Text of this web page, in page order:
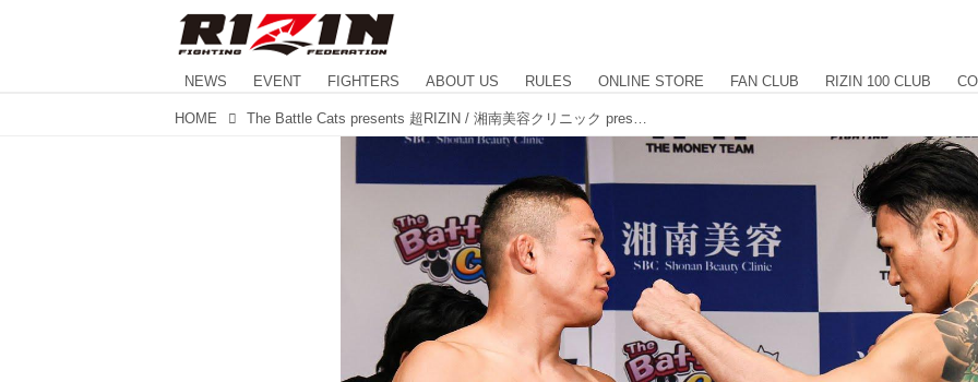
NEWS EVENT FIGHTERS ABOUT US RULES ONLINE STORE FAN CLUB RIZIN 100 CLUB
HOME